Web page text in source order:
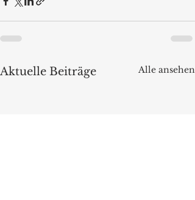
Aktuelle Beiträge Alle ansehen